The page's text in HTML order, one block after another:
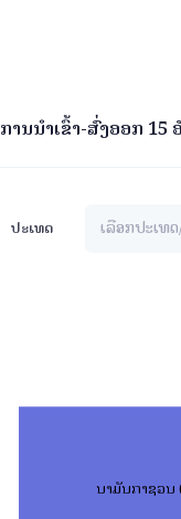
ການນໍາເຂົ້າ-ສົ່ງອອກ 15
ປະເທດ